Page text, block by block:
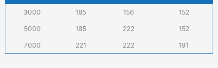
3000 185 156 152
5000 185 222 152
7000 221 222 191